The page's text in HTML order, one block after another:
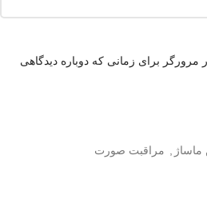
مرورگر برای زمانی که دوباره دیدگاهی
, مراقبت صورت